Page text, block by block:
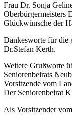
Frau Dr. Sonja
Oberbürgermeisters
Glückwünsche der
Dankesworte für die
Dr.Stefan Kerth.
Weitere Grußworte
Seniorenbeirats
Vorsitzende vom
Der Seniorenbeirat
Als Vorsitzender